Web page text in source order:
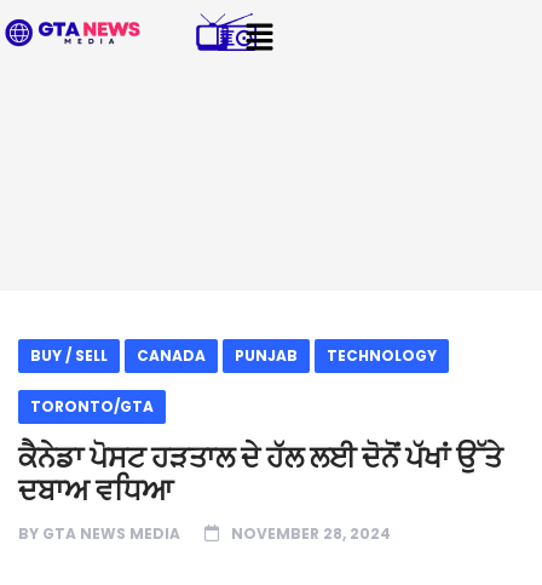
BUY / SELL CANADA PUNJAB TECHNOLOGY
TORONTO/GTA
ਕੈਨੇਡਾ ਪੋਸਟ ਹੜਤਾਲ ਦੇ ਹੱਲ ਲਈ ਦੋਨੋਂ ਪੱਖਾਂ ਉੱਤੇ
ਦਬਾਅ ਵਧਿਆ
BY GTA NEWS MEDIA NOVEMBER 28, 2024